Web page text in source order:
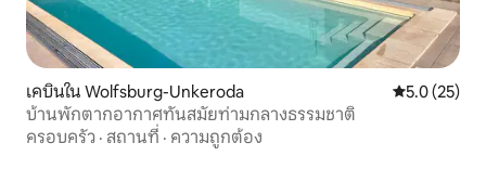
เคบินใน Wolfsburg-Unkeroda คะแนนเฉลี่ย
5.0 (25)
บ้านพักตากอากาศทันสมัยท่ามกลางธรรมชาติ
ครอบครัว · สถานที่ · ความถูกต้อง